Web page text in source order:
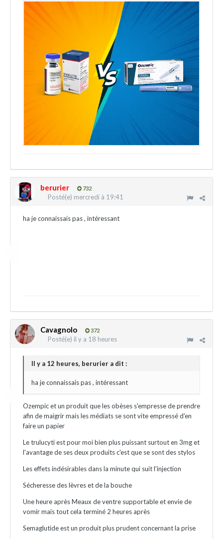
berurier 732
Posté(e) mercredi à 19:41
ha je connaissais pas , intéressant
Cavagnolo 372
Posté(e) il y a 18 heures
Il y a 12 heures, berurier a dit :
ha je connaissais pas , intéressant
Ozempic et un produit que les obèses s'empresse de prendre
afin de maigrir mais les médiats se sont vite empressé d'en
faire un papier
Le trulucyti est pour moi bien plus puissant surtout en 3mg et
l'avantage de ses deux produits c'est que se sont des stylos
Les effets indésirables dans la minute qui suit l'injection
Sécheresse des lèvres et de la bouche
Une heure après Meaux de ventre supportable et envie de
vomir mais tout cela terminé 2 heures après
Semaglutide est un produit plus prudent concernant la prise